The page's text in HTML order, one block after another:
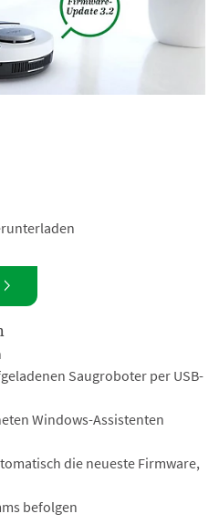
Saugroboter per USB-
Windows-Assistenten
die neueste Firmware,
befolgen